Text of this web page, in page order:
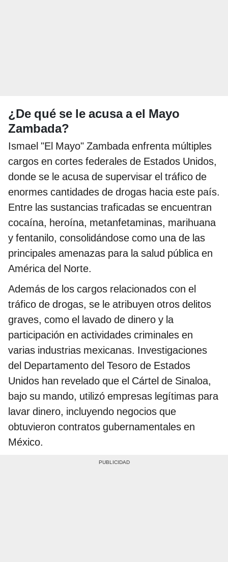
¿De qué se le acusa a el Mayo
Zambada?
Ismael "El Mayo" Zambada enfrenta múltiples
cargos en cortes federales de Estados Unidos,
donde se le acusa de supervisar el tráfico de
enormes cantidades de drogas hacia este país.
Entre las sustancias traficadas se encuentran
cocaína, heroína, metanfetaminas, marihuana
y fentanilo, consolidándose como una de las
principales amenazas para la salud pública en
América del Norte.
Además de los cargos relacionados con el
tráfico de drogas, se le atribuyen otros delitos
graves, como el lavado de dinero y la
participación en actividades criminales en
varias industrias mexicanas. Investigaciones
del Departamento del Tesoro de Estados
Unidos han revelado que el Cártel de Sinaloa,
bajo su mando, utilizó empresas legítimas para
lavar dinero, incluyendo negocios que
obtuvieron contratos gubernamentales en
México.